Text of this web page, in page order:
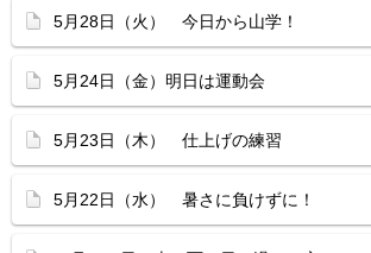
5月28日（火） 今日から山学！
5月24日（金）明日は運動会
5月23日（木） 仕上げの練習
5月22日（水） 暑さに負けずに！